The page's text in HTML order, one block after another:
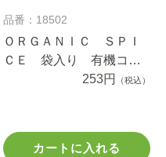
品番：18502
ＯＲＧＡＮＩＣ ＳＰＩ
ＣＥ 袋入り 有機コシ
253円 （税込）
カートに入れる